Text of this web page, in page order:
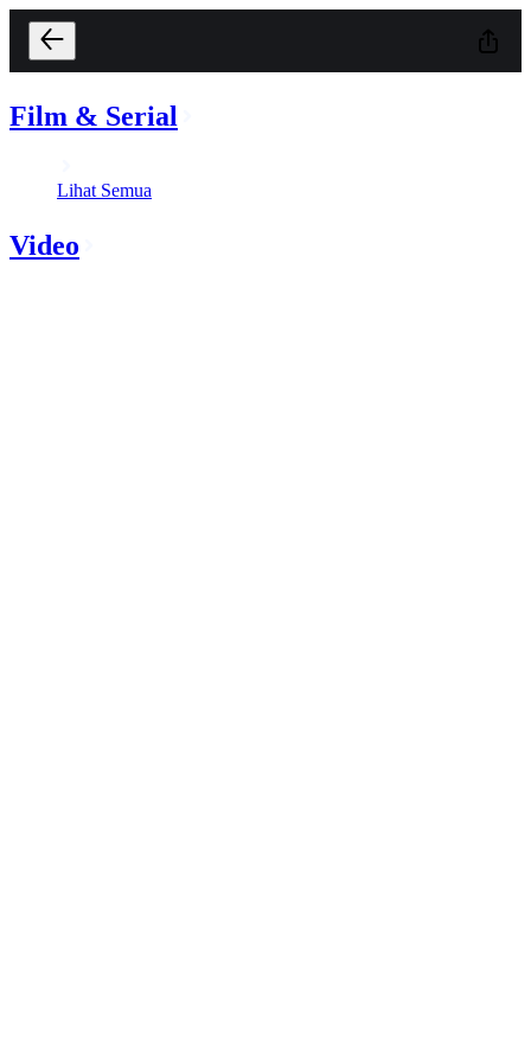
Film & Serial
Lihat Semua
Video